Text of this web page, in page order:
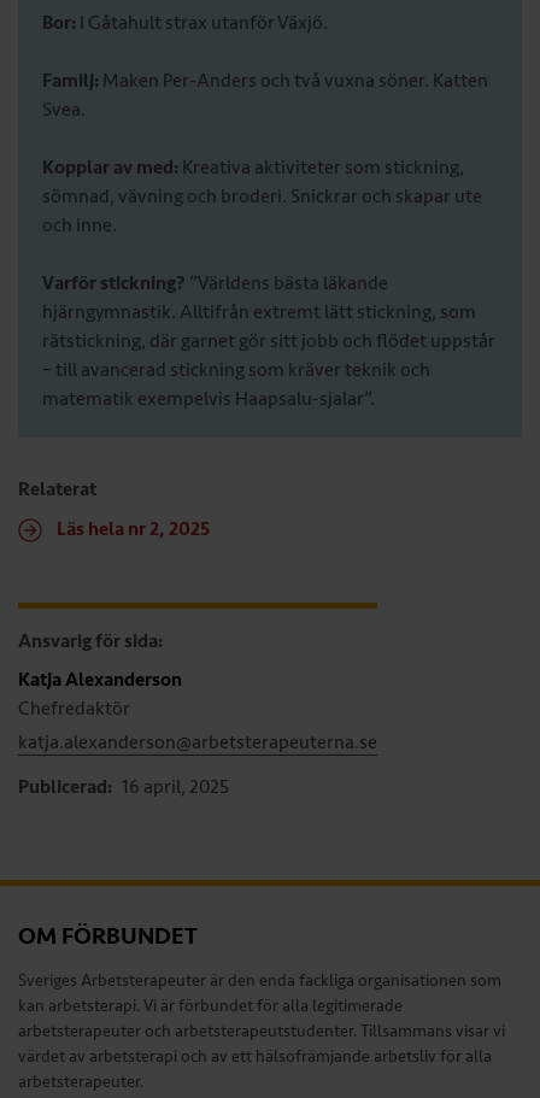
Bor: I Gåtahult strax utanför Växjö.
Familj: Maken Per-Anders och två vuxna söner. Katten
Svea.
Kopplar av med: Kreativa aktiviteter som stickning,
sömnad, vävning och broderi. Snickrar och skapar ute
och inne.
Varför stickning? ”Världens bästa läkande
hjärngymnastik. Alltifrån extremt lätt stickning, som
rätstickning, där garnet gör sitt jobb och flödet uppstår
– till avancerad stickning som kräver teknik och
matematik exempelvis Haapsalu-sjalar”.
Relaterat
Läs hela nr 2, 2025
Ansvarig för sida:
Katja Alexanderson
Chefredaktör
katja.alexanderson@arbetsterapeuterna.se
Publicerad: 16 april, 2025
OM FÖRBUNDET
Sveriges Arbetsterapeuter är den enda fackliga organisationen som
kan arbetsterapi. Vi är förbundet för alla legitimerade
arbetsterapeuter och arbetsterapeutstudenter. Tillsammans visar vi
värdet av arbetsterapi och av ett hälsofrämjande arbetsliv för alla
arbetsterapeuter.